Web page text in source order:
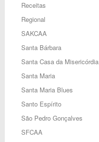
Receitas
Regional
SAKCAA
Santa Bárbara
Santa Casa da Misericórdia
Santa Maria
Santa Maria Blues
Santo Espírito
São Pedro Gonçalves
SFCAA